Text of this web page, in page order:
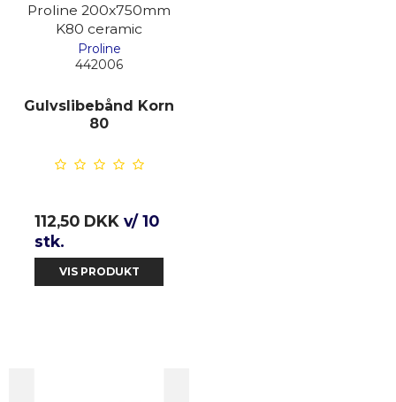
Proline 200x750mm
K80 ceramic
Proline
442006
Gulvslibebånd Korn
80
112,50 DKK v/ 10
stk.
VIS PRODUKT